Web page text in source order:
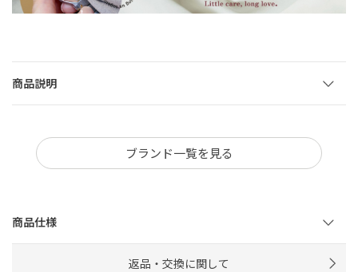
商品説明
ブランド一覧を見る
商品仕様
返品・交換に関して